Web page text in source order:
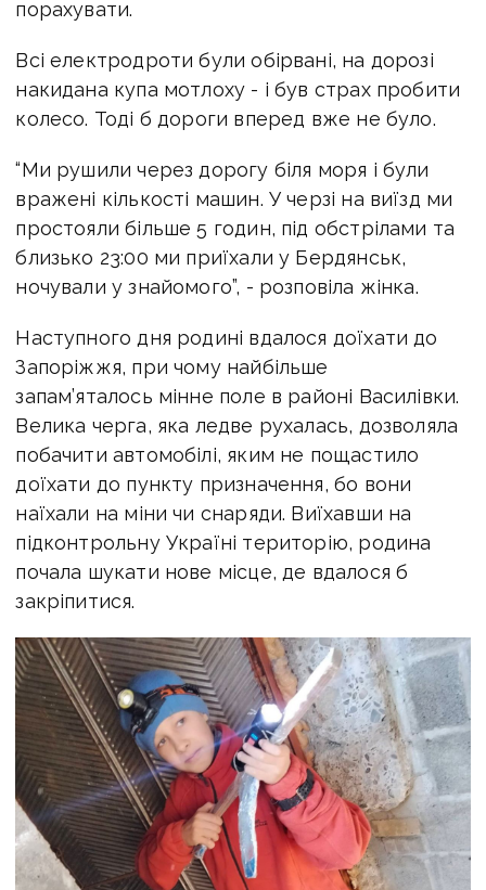
порахувати.
Всі електродроти були обірвані, на дорозі
накидана купа мотлоху - і був страх пробити
колесо. Тоді б дороги вперед вже не було.
“Ми рушили через дорогу біля моря і були
вражені кількості машин. У черзі на виїзд ми
простояли більше 5 годин, під обстрілами та
близько 23:00 ми приїхали у Бердянськ,
ночували у знайомого”, - розповіла жінка.
Наступного дня родині вдалося доїхати до
Запоріжжя, при чому найбільше
запам’яталось мінне поле в районі Василівки.
Велика черга, яка ледве рухалась, дозволяла
побачити автомобілі, яким не пощастило
доїхати до пункту призначення, бо вони
наїхали на міни чи снаряди. Виїхавши на
підконтрольну Україні територію, родина
почала шукати нове місце, де вдалося б
закріпитися.